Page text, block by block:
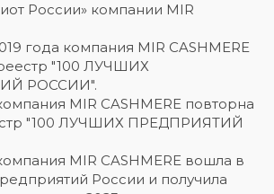
России» компании MIR
года компания MIR CASHMERE
"100 ЛУЧШИХ
РОССИИ".
MIR CASHMERE повторна
"100 ЛУЧШИХ ПРЕДПРИЯТИЙ
MIR CASHMERE вошла в
России и получила